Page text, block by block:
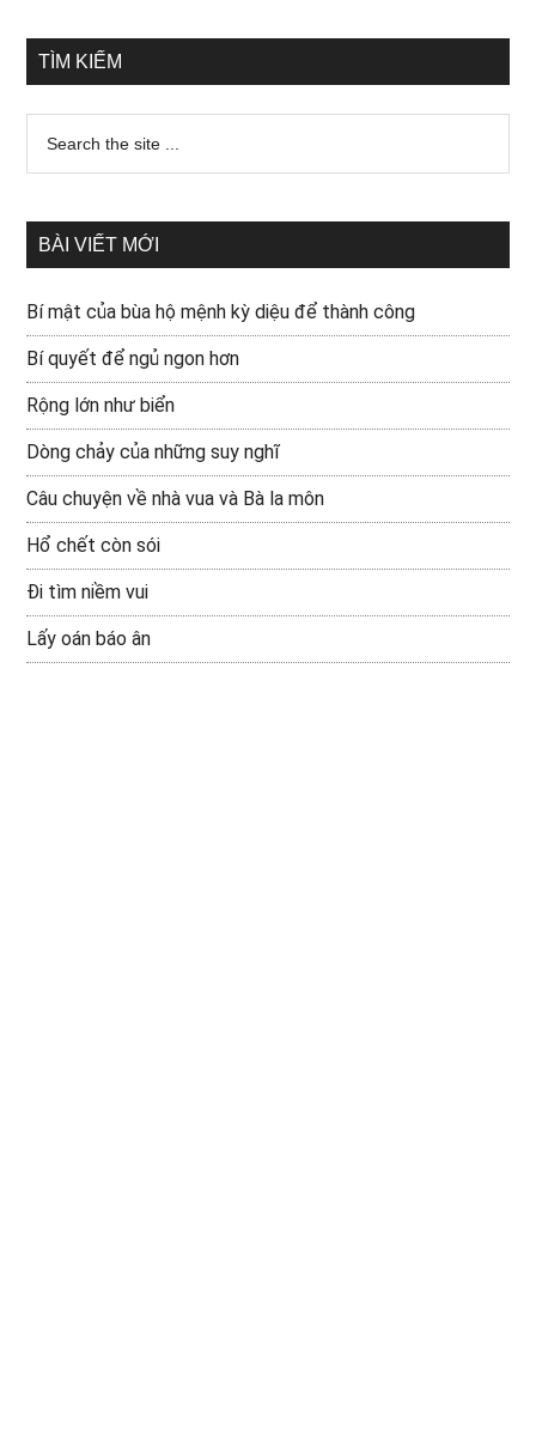
TÌM KIẾM
BÀI VIẾT MỚI
Bí mật của bùa hộ mệnh kỳ diệu để thành công
Bí quyết để ngủ ngon hơn
Rộng lớn như biển
Dòng chảy của những suy nghĩ
Câu chuyện về nhà vua và Bà la môn
Hổ chết còn sói
Đi tìm niềm vui
Lấy oán báo ân